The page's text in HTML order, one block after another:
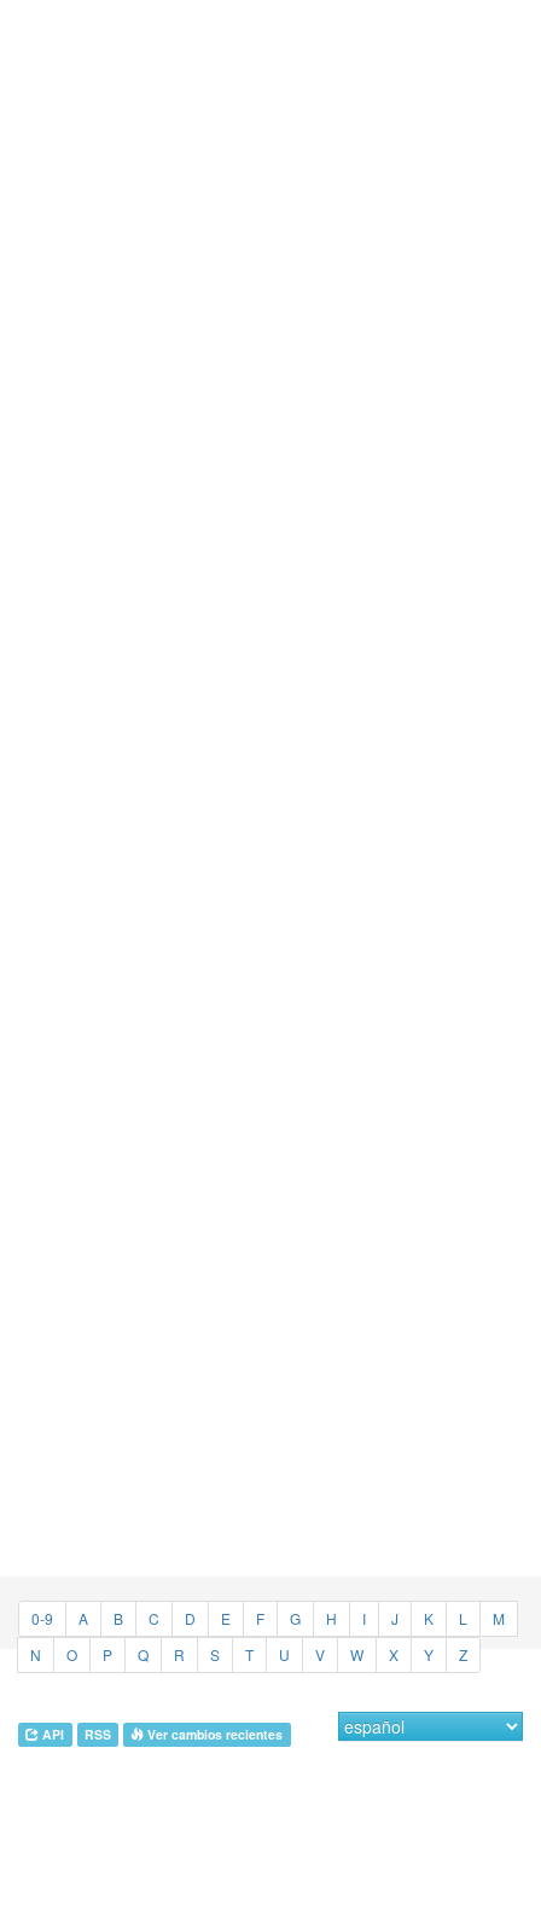
0-9 A B C D E F G H I J K L
M
N
O P Q R S T U V W X Y Z
API RSS Ver cambios recientes